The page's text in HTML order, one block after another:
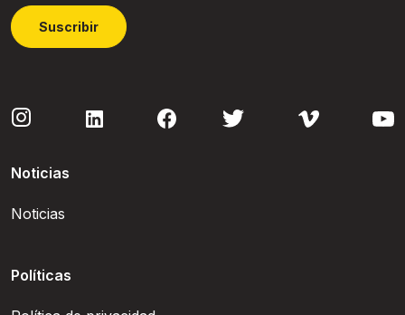
Suscribir
Noticias
Noticias
Políticas